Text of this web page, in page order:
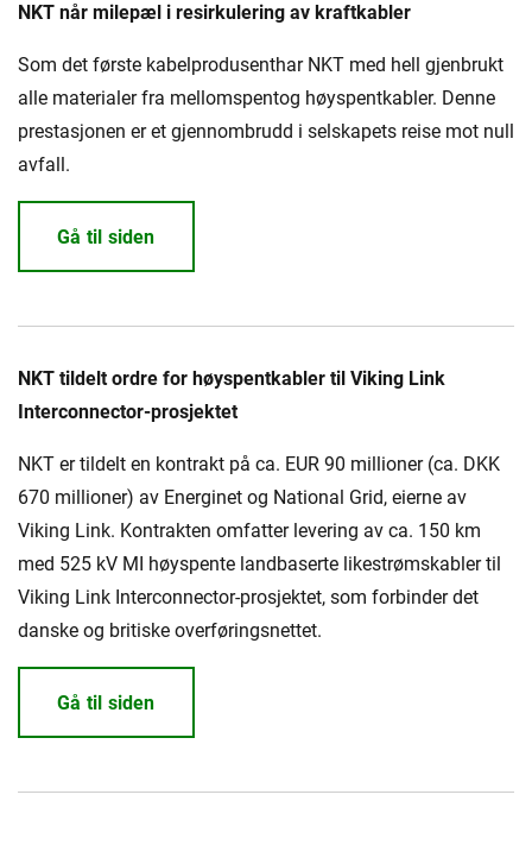
NKT når milepæl i resirkulering av kraftkabler
Som det første kabelprodusenthar NKT med hell gjenbrukt
alle materialer fra mellomspentog høyspentkabler. Denne
prestasjonen er et gjennombrudd i selskapets reise mot null
avfall.
Gå til siden
NKT tildelt ordre for høyspentkabler til Viking Link
Interconnector-prosjektet
NKT er tildelt en kontrakt på ca. EUR 90 millioner (ca. DKK
670 millioner) av Energinet og National Grid, eierne av
Viking Link. Kontrakten omfatter levering av ca. 150 km
med 525 kV MI høyspente landbaserte likestrømskabler til
Viking Link Interconnector-prosjektet, som forbinder det
danske og britiske overføringsnettet.
Gå til siden